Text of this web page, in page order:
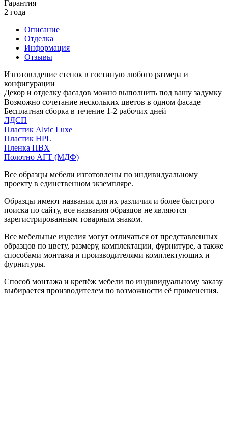
Гарантия
2 года
Описание
Отделка
Информация
Отзывы
Изготовлдение стенок в гостиную любого размера и
конфигурации
Декор и отделку фасадов можно выполнить под вашу задумку
Возможно сочетание нескольких цветов в одном фасаде
Бесплатная сборка в течение 1-2 рабочих дней
ЛДСП
Пластик Alvic Luxe
Пластик HPL
Пленка ПВХ
Полотно АГТ (МДФ)
Все образцы мебели изготовлены по индивидуальному
проекту в единственном экземпляре.
Образцы имеют названия для их различия и более быстрого
поиска по сайту, все названия образцов не являются
зарегистрированным товарным знаком.
Все мебельные изделия могут отличаться от представленных
образцов по цвету, размеру, комплектации, фурнитуре, а также
способами монтажа и производителями комплектующих и
фурнитуры.
Способ монтажа и крепёж мебели по индивидуальному заказу
выбирается производителем по возможности её применения.